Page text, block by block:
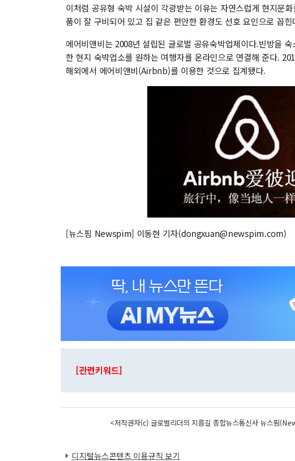
이처럼 공유형 숙박 시설이 각광받는 이유는 자연스럽게 현지문
품이 잘 구비되어 있고 집 같은 편안한 환경도 선호 요인으로 꼽힌
에어비앤비는 2008년 설립된 글로벌 공유숙박업체이다.빈방을
한 현지 숙박업소를 원하는 여행자를 온라인으로 연결해 준다.
해외에서 에어비앤비(Airbnb)를 이용한 것으로 집계됐다.
[뉴스핌 Newspim] 이동현 기자(dongxuan@newspim.com)
[관련키워드]
<저작권자(c) 글로벌리더의 지름길 종합뉴스통신사 뉴스핌
디지털뉴스콘텐츠 이용규칙 보기